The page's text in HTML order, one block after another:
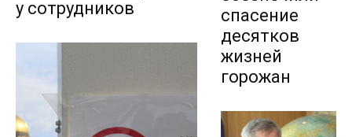
у сотрудников
спасение
десятков
жизней
горожан